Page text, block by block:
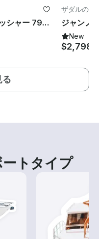
ジャンノー・メリー・フィッシャー 795 | クロアチア、ザダルでのモーターヨットのレンタル
ザダルのイ
New
$2,798
る
トタイプ